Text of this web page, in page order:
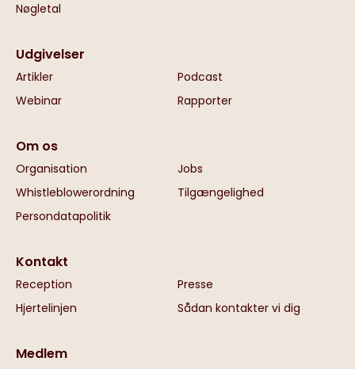
Nøgletal
Udgivelser
Artikler
Podcast
Webinar
Rapporter
Om os
Organisation
Jobs
Whistleblowerordning
Tilgængelighed
Persondatapolitik
Kontakt
Reception
Presse
Hjertelinjen
Sådan kontakter vi dig
Medlem